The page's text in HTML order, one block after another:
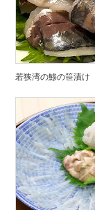
若狭湾の鯵の笹漬け